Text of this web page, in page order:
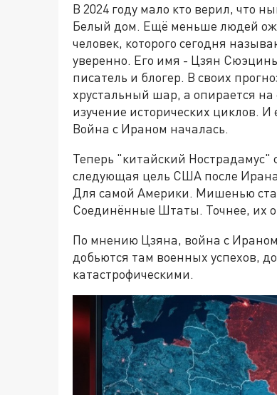
В 2024 году мало кто верил, что
Белый дом. Ещё меньше людей
человек, которого сегодня
уверенно. Его имя - Цзян
писатель и блогер. В своих
хрустальный шар, а опирается
изучение исторических циклов.
Война с Ираном началась.
Теперь "китайский Нострадамус"
следующая цель США после
Для самой Америки. Мишенью
Соединённые Штаты. Точнее, их
По мнению Цзяна, война с
добьются там военных успехов,
катастрофическими.